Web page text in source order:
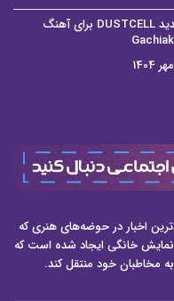
موزیک‌ویدیو جدید DUSTCELL برای آهنگ
اخبار در حوضه‌های هنری که
نمایش خانگی ایجاد شده است که
مخاطبان خود منتقل کند.